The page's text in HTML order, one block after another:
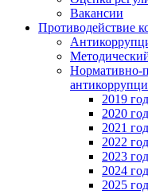
Вакансии
Противодействие
Нормативно-
2019 год
2020 год
2021 год
2022 год
2023 год
2024 год
2025 год